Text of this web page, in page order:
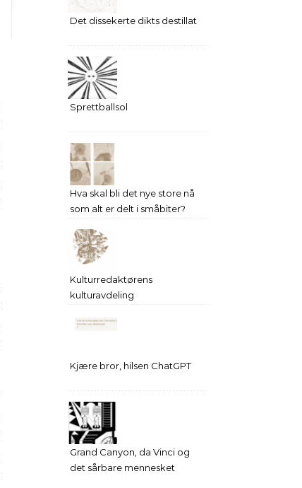
Det dissekerte dikts destillat
Sprettballsol
Hva skal bli det nye store nå
som alt er delt i småbiter?
Kulturredaktørens
kulturavdeling
Kjære bror, hilsen ChatGPT
Grand Canyon, da Vinci og
det sårbare mennesket